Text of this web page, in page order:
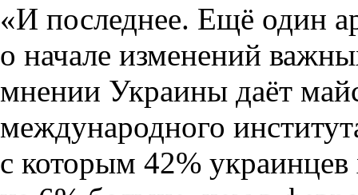
«И последнее. Ещё один
о начале изменений
мнении Украины даёт
международного
с которым 42%